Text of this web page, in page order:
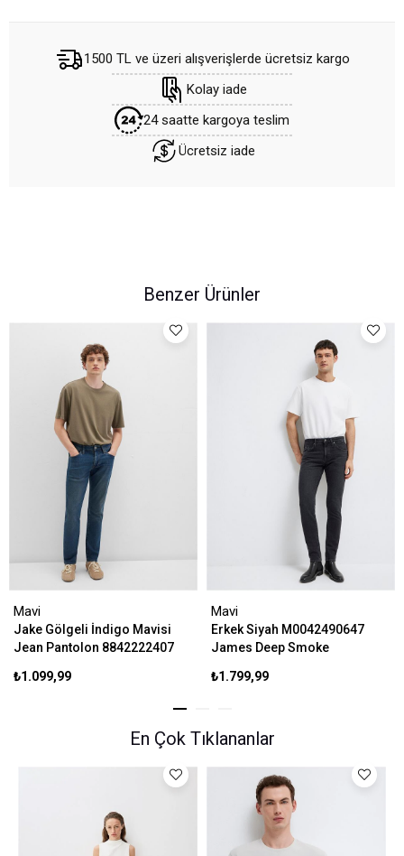
1500 TL ve üzeri alışverişlerde ücretsiz kargo
Kolay iade
24 saatte kargoya teslim
Ücretsiz iade
Benzer Ürünler
Mavi
Jake Gölgeli İndigo Mavisi
Jean Pantolon 8842222407
₺1.099,99
Mavi
Erkek Siyah M0042490647
James Deep Smoke
₺1.799,99
En Çok Tıklananlar